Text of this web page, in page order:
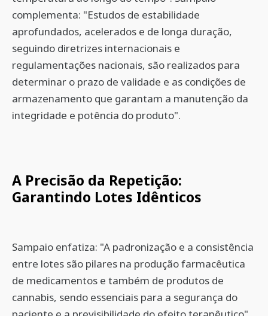
complementa: "Estudos de estabilidade
aprofundados, acelerados e de longa duração,
seguindo diretrizes internacionais e
regulamentações nacionais, são realizados para
determinar o prazo de validade e as condições de
armazenamento que garantam a manutenção da
integridade e potência do produto".
A Precisão da Repetição:
Garantindo Lotes Idênticos
Sampaio enfatiza: "A padronização e a consistência
entre lotes são pilares na produção farmacêutica
de medicamentos e também de produtos de
cannabis, sendo essenciais para a segurança do